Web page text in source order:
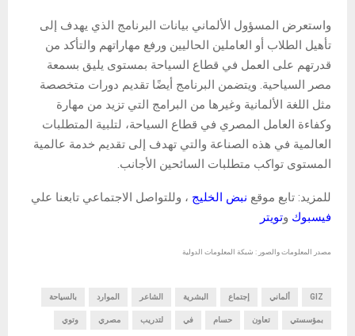
واستعرض المسؤول الألماني بيانات البرنامج الذي يهدف إلى
تأهيل الطلاب أو العاملين الحاليين ورفع مهاراتهم والتأكد من
قدرتهم على العمل في قطاع السياحة بمستوى يليق بسمعة
مصر السياحية. ويتضمن البرنامج أيضًا تقديم دورات متخصصة
مثل اللغة الألمانية وغيرها من البرامج التي تزيد من مهارة
وكفاءة العامل المصري في قطاع السياحة، لتلبية المتطلبات
العالمية في هذه الصناعة والتي تهدف إلى تقديم خدمة عالمية
المستوى تواكب متطلبات السائحين الأجانب.
للمزيد: تابع موقع نبض الخليج ، وللتواصل الاجتماعي تابعنا علي
فيسبوك وتويتر
مصدر المعلومات والصور : شبكة المعلومات الدولية
GIZ ألماني إجتماع البشرية الشاعر الموارد بالسياحة
بمؤسستي تعاون حسام في لتدريب مصري وتوي